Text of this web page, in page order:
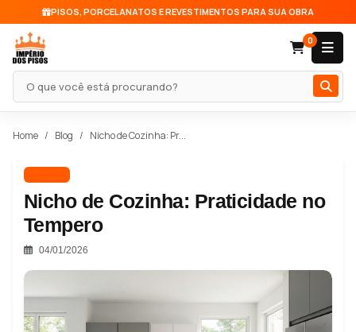
PISOS, PORCELANATOS E REVESTIMENTOS PARA SUA OBRA
Pesquisar produto
0
Home Blog Nicho de Cozinha: Pr...
Nicho de Cozinha: Praticidade no
Tempero
04/01/2026